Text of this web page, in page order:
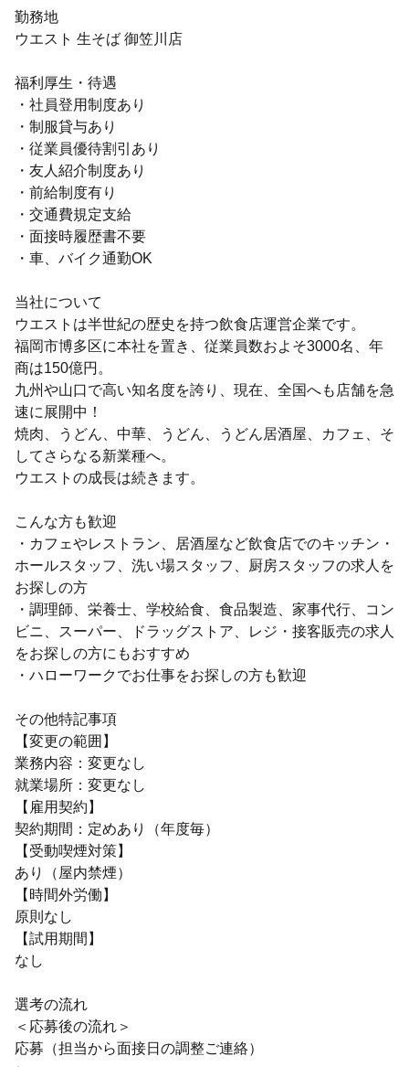
勤務地
ウエスト 生そば 御笠川店
福利厚生・待遇
・社員登用制度あり
・制服貸与あり
・従業員優待割引あり
・友人紹介制度あり
・前給制度有り
・交通費規定支給
・面接時履歴書不要
・車、バイク通勤OK
当社について
ウエストは半世紀の歴史を持つ飲食店運営企業です。
福岡市博多区に本社を置き、従業員数およそ3000名、年
商は150億円。
九州や山口で高い知名度を誇り、現在、全国へも店舗を急
速に展開中！
焼肉、うどん、中華、うどん、うどん居酒屋、カフェ、そ
してさらなる新業種へ。
ウエストの成長は続きます。
こんな方も歓迎
・カフェやレストラン、居酒屋など飲食店でのキッチン・
ホールスタッフ、洗い場スタッフ、厨房スタッフの求人を
お探しの方
・調理師、栄養士、学校給食、食品製造、家事代行、コン
ビニ、スーパー、ドラッグストア、レジ・接客販売の求人
をお探しの方にもおすすめ
・ハローワークでお仕事をお探しの方も歓迎
その他特記事項
【変更の範囲】
業務内容：変更なし
就業場所：変更なし
【雇用契約】
契約期間：定めあり（年度毎）
【受動喫煙対策】
あり（屋内禁煙）
【時間外労働】
原則なし
【試用期間】
なし
選考の流れ
＜応募後の流れ＞
応募（担当から面接日の調整ご連絡）